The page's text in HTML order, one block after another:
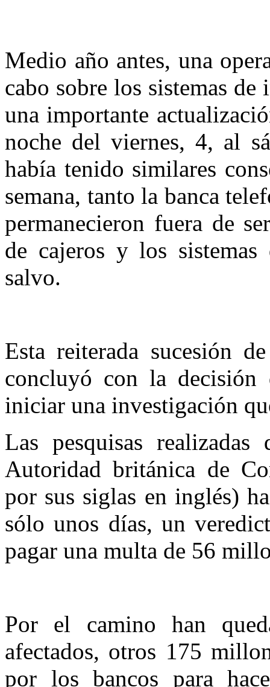
Medio año antes, una
cabo sobre los sistemas
una importante
noche del viernes, 4, al
había tenido similares
semana, tanto la banca
permanecieron fuera de
de cajeros y los
salvo.
Esta reiterada sucesión
concluyó con la decisión
iniciar una investigación
Las pesquisas
Autoridad británica de
por sus siglas en inglés)
sólo unos días, un
pagar una multa de 56
Por el camino han
afectados, otros 175
por los bancos para